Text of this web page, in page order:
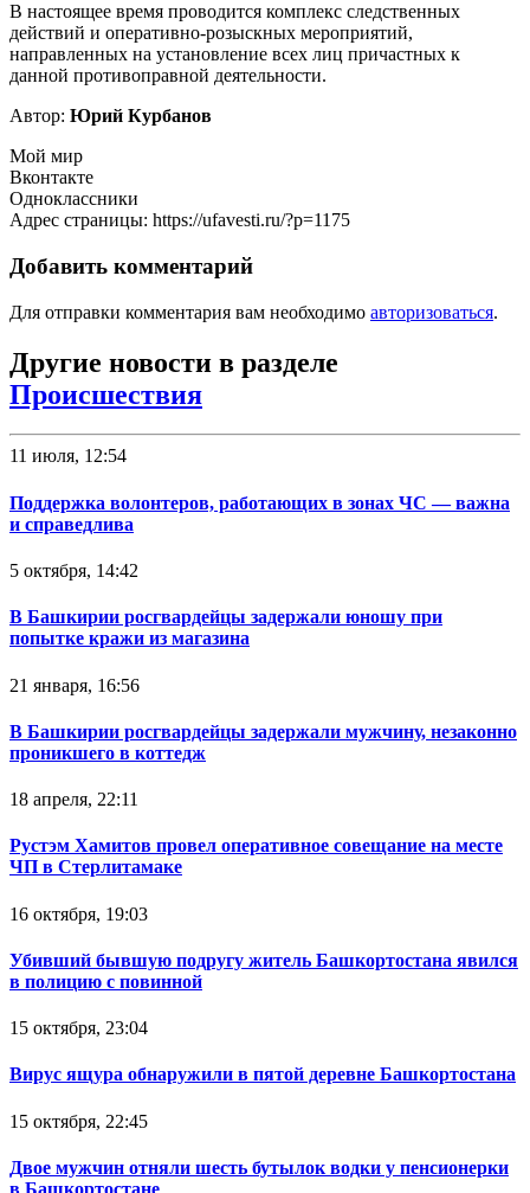
В настоящее время проводится комплекс следственных
действий и оперативно-розыскных мероприятий,
направленных на установление всех лиц причастных к
данной противоправной деятельности.
Автор: Юрий Курбанов
Мой мир
Вконтакте
Одноклассники
Адрес страницы: https://ufavesti.ru/?p=1175
Добавить комментарий
Для отправки комментария вам необходимо авторизоваться.
Другие новости в разделе
Происшествия
11 июля, 12:54
Поддержка волонтеров, работающих в зонах ЧС — важна
и справедлива
5 октября, 14:42
В Башкирии росгвардейцы задержали юношу при
попытке кражи из магазина
21 января, 16:56
В Башкирии росгвардейцы задержали мужчину, незаконно
проникшего в коттедж
18 апреля, 22:11
Рустэм Хамитов провел оперативное совещание на месте
ЧП в Стерлитамаке
16 октября, 19:03
Убивший бывшую подругу житель Башкортостана явился
в полицию с повинной
15 октября, 23:04
Вирус ящура обнаружили в пятой деревне Башкортостана
15 октября, 22:45
Двое мужчин отняли шесть бутылок водки у пенсионерки
в Башкортостане